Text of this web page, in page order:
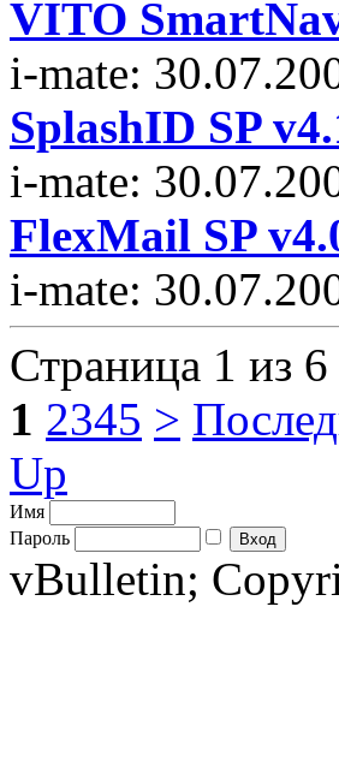
VITO
i-mate:
SplashID SP
i-mate:
FlexMail SP
i-mate:
Страница 1 из 6
1 2345 >
Up
Имя
Пароль
vBulletin;